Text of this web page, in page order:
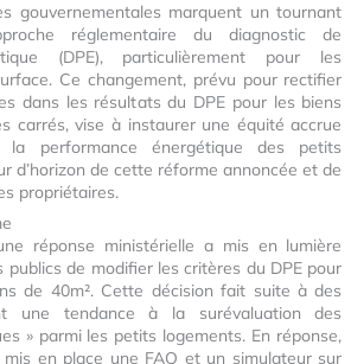
gouvernementales marquent un tournant
réglementaire du diagnostic de
(DPE), particulièrement pour les
Ce changement, prévu pour rectifier
dans les résultats du DPE pour les biens
carrés, vise à instaurer une équité accrue
la performance énergétique des petits
d’horizon de cette réforme annoncée et de
propriétaires.
réponse ministérielle a mis en lumière
publics de modifier les critères du DPE pour
de 40m². Cette décision fait suite à des
une tendance à la surévaluation des
» parmi les petits logements. En réponse,
mis en place une FAQ et un simulateur sur